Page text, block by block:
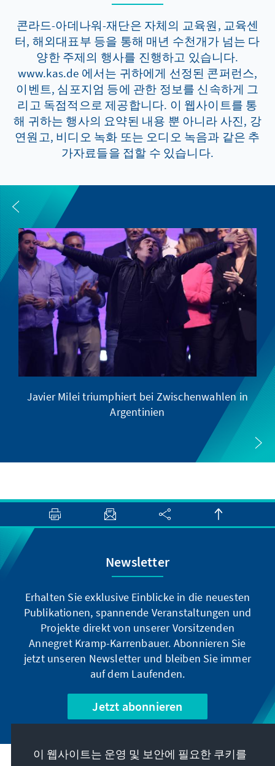
콘라드-아데나워-재단은 자체의 교육원, 교육센
터, 해외대표부 등을 통해 매년 수천개가 넘는 다
양한 주제의 행사를 진행하고 있습니다.
www.kas.de 에서는 귀하에게 선정된 콘퍼런스,
이벤트, 심포지엄 등에 관한 정보를 신속하게 그
리고 독점적으로 제공합니다. 이 웹사이트를 통
해 귀하는 행사의 요약된 내용 뿐 아니라 사진, 강
연원고, 비디오 녹화 또는 오디오 녹음과 같은 추
가자료들을 접할 수 있습니다.
Javier Milei triumphiert bei Zwischenwahlen in
Argentinien
Newsletter
Erhalten Sie exklusive Einblicke in die neuesten
Publikationen, spannende Veranstaltungen und
Projekte direkt von unserer Vorsitzenden
Annegret Kramp-Karrenbauer. Abonnieren Sie
jetzt unseren Newsletter und bleiben Sie immer
auf dem Laufenden.
Jetzt abonnieren
이 웹사이트는 운영 및 보안에 필요한 쿠키를